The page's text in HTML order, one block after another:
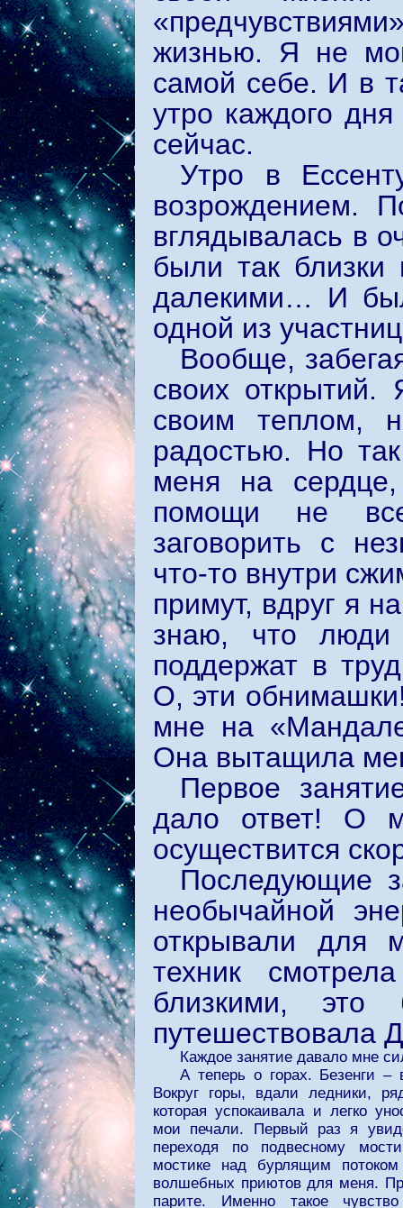
жизнью. Я не
самой себе. И в
утро каждого
сейчас.
Утро в
возрождением.
вглядывалась в
были так
далекими… И
одной из
Вообще,
своих открытий.
своим теплом,
радостью. Но
меня на
помощи не
заговорить с
что-то внутри
примут, вдруг я
знаю, что люди
поддержат в
О, эти
мне на
Она вытащила
Первое
дало ответ! О
осуществится
Последующие
необычайной
открывали для
техник
близкими,
путешествовала
Каждое занятие давало мне
А теперь о горах. Безенги –
Вокруг горы, вдали ледники,
которая успокаивала и легко
мои печали. Первый раз я
переходя по подвесному
мостике над бурлящим
волшебных приютов для меня.
парите. Именно такое